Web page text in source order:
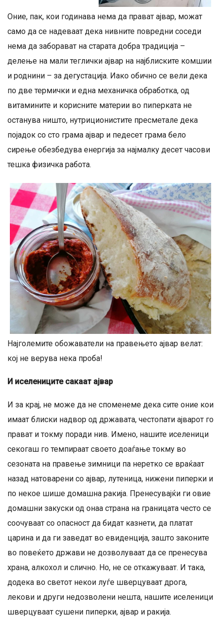
Оние, пак, кои годинава нема да прават ајвар, можат
само да се надеваат дека нивните повредни соседи
нема да заборават на старата добра традиција –
делење на мали теглички ајвар на најблиските комшии
и роднини – за дегустација. Иако обично се вели дека
по две термички и една механичка обработка, од
витамините и корисните материи во пиперката не
останува ништо, нутриционистите пресметале дека
појадок со сто грама ајвар и педесет грама бело
сирење обезбедува енергија за најмалку десет часови
тешка физичка работа.
Најголемите обожаватели на правењето ајвар велат:
кој не верува нека проба!
И иселениците сакаат ајвар
И за крај, не може да не споменеме дека сите оние кои
имаат блиски надвор од државата, честопати ајварот го
прават и токму поради нив. Имено, нашите иселеници
секогаш го темпираат своето доаѓање токму во
сезоната на правење зимници па неретко се враќаат
назад натоварени со ајвар, лутеница, нижени пиперки и
по некое шише домашна ракија. Пренесувајќи ги овие
домашни закуски од онаа страна на границата често се
соочуваат со опасност да бидат казнети, да платат
царина и да ги заведат во евиденција, зашто законите
во повеќето држави не дозволуваат да се пренесува
храна, алкохол и слично. Но, не се откажуваат. И така,
додека во светот некои луѓе шверцуваат дрога,
лекови и други недозволени нешта, нашите иселеници
шверцуваат сушени пиперки, ајвар и ракија.